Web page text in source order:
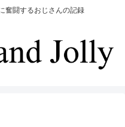
奮闘するおじさんの記録